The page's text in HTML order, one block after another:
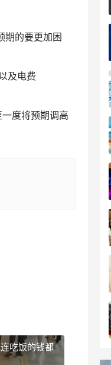
的要更加困
及电费
度将预期调高
吃饭的钱都